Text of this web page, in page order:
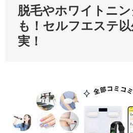
脱毛やホワイトニ
も！セルフエステ
実！